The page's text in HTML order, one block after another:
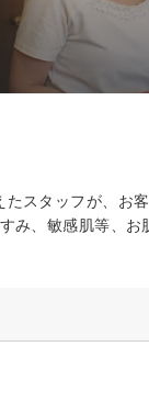
スタッフが、お
み、敏感肌等、お